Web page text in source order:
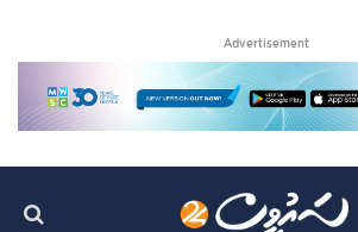
Advertisement